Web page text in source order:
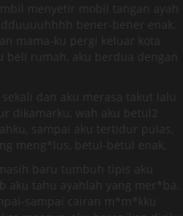
menyetir mobil tangan ayah
bener-bener enak.
mama-ku pergi keluar kota
beli rumah, aku berdua dengan
dan aku merasa takut lalu
dikamarku, wah aku betul2
sampai aku tertidur pulas,
meng*lus, betul-betul enak,
baru tumbuh tipis aku
tahu ayahlah yang mer*ba.
sampai cairan m*m*kku